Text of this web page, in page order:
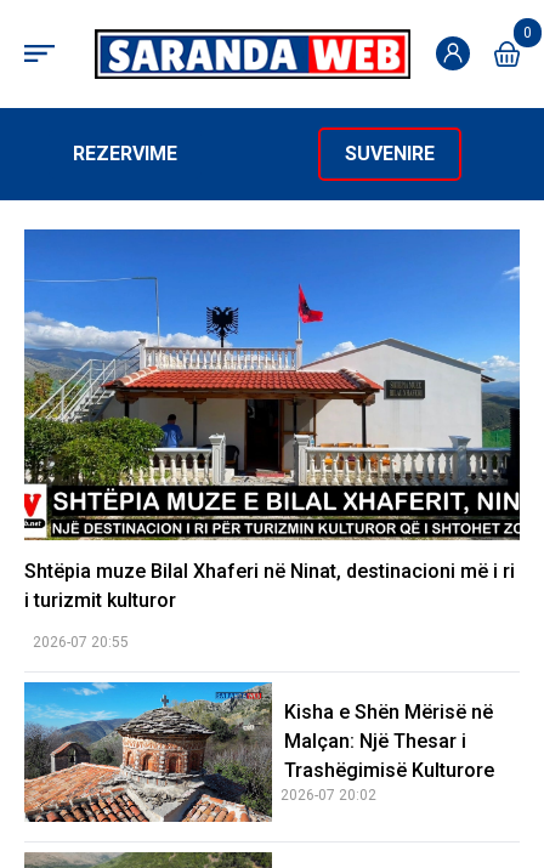
0
REZERVIME SUVENIRE
Shtëpia muze Bilal Xhaferi në Ninat, destinacioni më i ri
i turizmit kulturor
2026-07 20:55
Kisha e Shën Mërisë në
Malçan: Një Thesar i
Trashëgimisë Kulturore
2026-07 20:02